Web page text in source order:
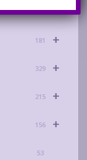
+
181
+
329
+
215
+
156
53